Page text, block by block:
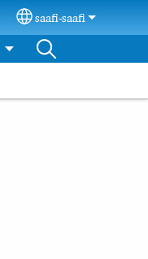
Select your
saafi-saafi